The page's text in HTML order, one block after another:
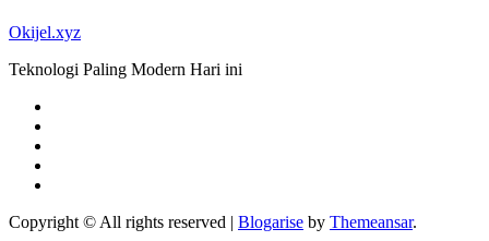
Okijel.xyz
Teknologi Paling Modern Hari ini
Copyright © All rights reserved | Blogarise by Themeansar.